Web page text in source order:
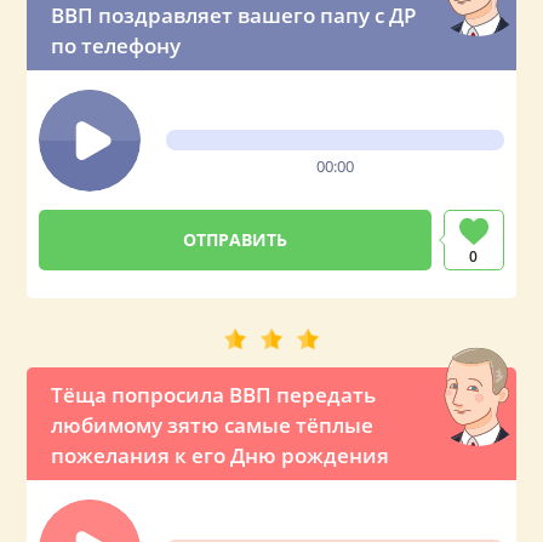
ВВП поздравляет вашего папу с ДР
по телефону
00:00
0
Тёща попросила ВВП передать
любимому зятю самые тёплые
пожелания к его Дню рождения